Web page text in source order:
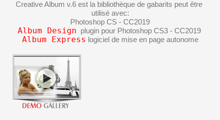
Creative Album v.6 est la bibliothèque de gabarits peut être
utilisé avec:
Photoshop CS - CC2019
Album Design
  plugin pour Photoshop CS3 - CC2019
Album Express logiciel de mise en page autonome